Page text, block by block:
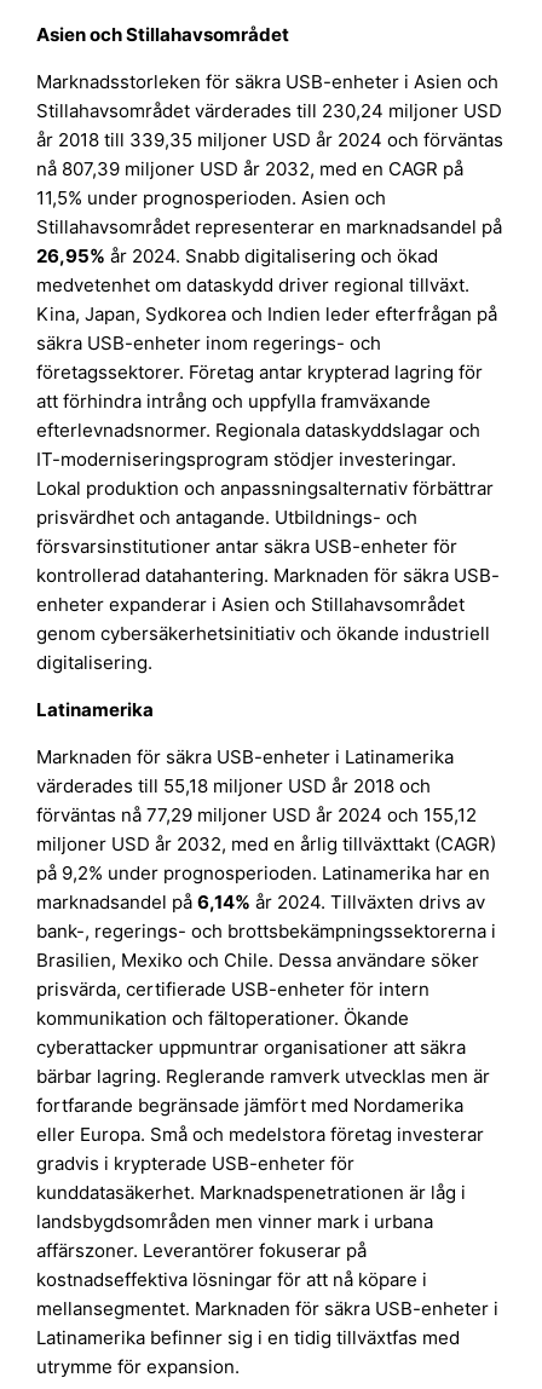
Asien och Stillahavsområdet
Marknadsstorleken för säkra USB-enheter i Asien och
Stillahavsområdet värderades till 230,24 miljoner USD
år 2018 till 339,35 miljoner USD år 2024 och förväntas
nå 807,39 miljoner USD år 2032, med en CAGR på
11,5% under prognosperioden. Asien och
Stillahavsområdet representerar en marknadsandel på
26,95% år 2024. Snabb digitalisering och ökad
medvetenhet om dataskydd driver regional tillväxt.
Kina, Japan, Sydkorea och Indien leder efterfrågan på
säkra USB-enheter inom regerings- och
företagssektorer. Företag antar krypterad lagring för
att förhindra intrång och uppfylla framväxande
efterlevnadsnormer. Regionala dataskyddslagar och
IT-moderniseringsprogram stödjer investeringar.
Lokal produktion och anpassningsalternativ förbättrar
prisvärdhet och antagande. Utbildnings- och
försvarsinstitutioner antar säkra USB-enheter för
kontrollerad datahantering. Marknaden för säkra USB-
enheter expanderar i Asien och Stillahavsområdet
genom cybersäkerhetsinitiativ och ökande industriell
digitalisering.
Latinamerika
Marknaden för säkra USB-enheter i Latinamerika
värderades till 55,18 miljoner USD år 2018 och
förväntas nå 77,29 miljoner USD år 2024 och 155,12
miljoner USD år 2032, med en årlig tillväxttakt (CAGR)
på 9,2% under prognosperioden. Latinamerika har en
marknadsandel på6,14% år 2024. Tillväxten drivs av
bank-, regerings- och brottsbekämpningssektorerna i
Brasilien, Mexiko och Chile. Dessa användare söker
prisvärda, certifierade USB-enheter för intern
kommunikation och fältoperationer. Ökande
cyberattacker uppmuntrar organisationer att säkra
bärbar lagring. Reglerande ramverk utvecklas men är
fortfarande begränsade jämfört med Nordamerika
eller Europa. Små och medelstora företag investerar
gradvis i krypterade USB-enheter för
kunddatasäkerhet. Marknadspenetrationen är låg i
landsbygdsområden men vinner mark i urbana
affärszoner. Leverantörer fokuserar på
kostnadseffektiva lösningar för att nå köpare i
mellansegmentet. Marknaden för säkra USB-enheter i
Latinamerika befinner sig i en tidig tillväxtfas med
utrymme för expansion.